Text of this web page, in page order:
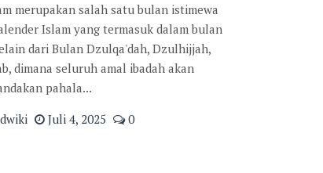
merupakan salah satu bulan istimewa
Islam yang termasuk dalam bulan
dari Bulan Dzulqa'dah, Dzulhijjah,
dimana seluruh amal ibadah akan
pahala...
Juli 4, 2025 0